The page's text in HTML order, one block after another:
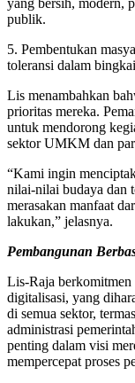
yang bersih, modern,
publik.
5. Pembentukan
toleransi dalam
Lis menambahkan
prioritas mereka.
untuk mendorong
sektor UMKM dan
“Kami ingin
nilai-nilai budaya dan
merasakan manfaat
lakukan,” jelasnya.
Pembangunan
Lis-Raja berkomitmen
digitalisasi, yang
di semua sektor,
administrasi
penting dalam visi
mempercepat proses